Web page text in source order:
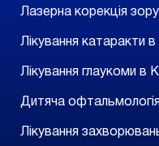
Лазерна корекція зору
Лікування катаракти в
Лікування глаукоми в
Дитяча офтальмологія
Лікування захворювань